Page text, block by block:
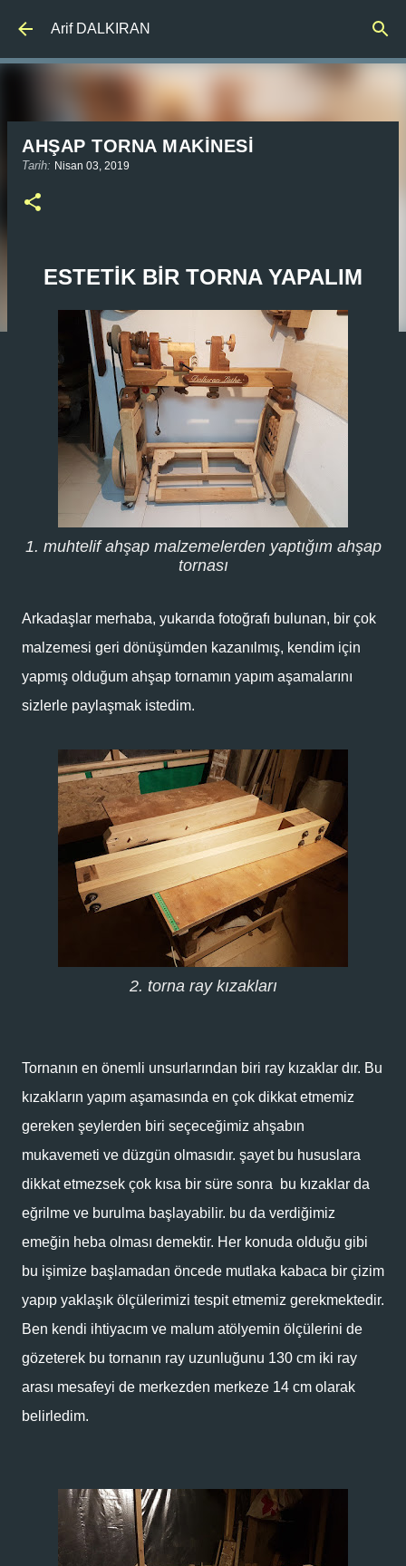
Arif DALKIRAN
AHŞAP TORNA MAKİNESİ
Tarih: Nisan 03, 2019
ESTETİK BİR TORNA YAPALIM
1. muhtelif ahşap malzemelerden yaptığım ahşap
tornası
Arkadaşlar merhaba, yukarıda fotoğrafı bulunan, bir çok
malzemesi geri dönüşümden kazanılmış, kendim için
yapmış olduğum ahşap tornamın yapım aşamalarını
sizlerle paylaşmak istedim.
2. torna ray kızakları
Tornanın en önemli unsurlarından biri ray kızaklar dır. Bu
kızakların yapım aşamasında en çok dikkat etmemiz
gereken şeylerden biri seçeceğimiz ahşabın
mukavemeti ve düzgün olmasıdır. şayet bu hususlara
dikkat etmezsek çok kısa bir süre sonra bu kızaklar da
eğrilme ve burulma başlayabilir. bu da verdiğimiz
emeğin heba olması demektir. Her konuda olduğu gibi
bu işimize başlamadan öncede mutlaka kabaca bir çizim
yapıp yaklaşık ölçülerimizi tespit etmemiz gerekmektedir.
Ben kendi ihtiyacım ve malum atölyemin ölçülerini de
gözeterek bu tornanın ray uzunluğunu 130 cm iki ray
arası mesafeyi de merkezden merkeze 14 cm olarak
belirledim.